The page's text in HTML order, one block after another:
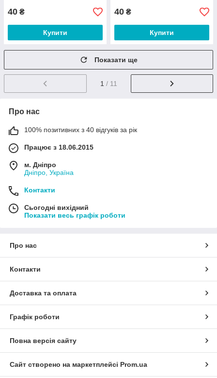
40 ₴
Купити
40 ₴
Купити
Показати ще
1 / 11
Про нас
100% позитивних з 40 відгуків за рік
Працює з 18.06.2015
м. Дніпро
Дніпро, Україна
Контакти
Сьогодні вихідний
Показати весь графік роботи
Про нас
Контакти
Доставка та оплата
Графік роботи
Повна версія сайту
Сайт створено на маркетплейсі Prom.ua